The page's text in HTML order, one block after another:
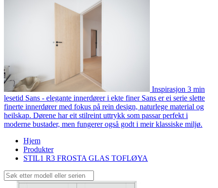
Inspirasjon 3 min
lesetid Sans - elegante innerdører i ekte finer Sans er ei serie slette
finerte innerdører med fokus på rein design, naturlege material og
heilskap. Dørene har eit stilreint uttrykk som passar perfekt i
moderne bustader, men fungerer også godt i meir klassiske miljø.
Hjem
Produkter
STIL1 R3 FROSTA GLAS TOFLØYA